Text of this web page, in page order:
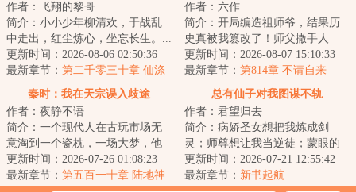
作者：飞翔的黎哥
简介：小小少年柳清欢，于战乱
中走出，红尘炼心，坐忘长生。...
更新时间：2026-08-06 02:50:36
最新章节： 第二千零三十章 仙涤
作者：六作
简介：开局编造祖师爷，结果历
史真被我篡改了！师父撒手人
寰，陈清临危受命，成了个眼看
就要“树倒猢狲散...
更新时间：2026-08-07 15:10:33
最新章节： 第814章 不请自来
秦时：我在天宗误入歧途
作者：夜静不语
简介：一个现代人在古玩市场无
意淘到一个瓷枕，一场大梦，他
的灵魂穿越到了一个战火纷飞的
年代，这里诸子...
更新时间：2026-07-26 01:08:23
最新章节： 第五百一十章 陆地神
总有仙子对我图谋不轨
作者：君望归去
简介：病娇圣女想把我炼成剑
灵；师尊想让我当逆徒；蒙眼的
剑仙师姐想让我当奴隶；青丘的
狐狸精馋我的身子...
更新时间：2026-07-21 12:55:42
最新章节： 新书起航